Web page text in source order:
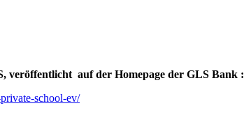
veröffentlicht auf der Homepage der GLS Bank :
school-ev/